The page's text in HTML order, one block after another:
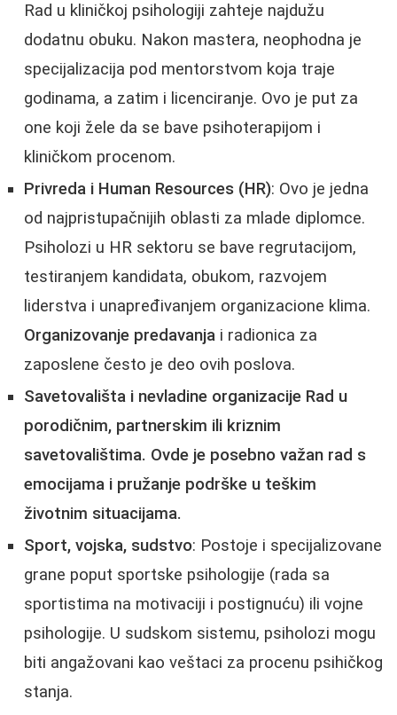
Rad u kliničkoj psihologiji zahteje najdužu
dodatnu obuku. Nakon mastera, neophodna je
specijalizacija pod mentorstvom koja traje
godinama, a zatim i licenciranje. Ovo je put za
one koji žele da se bave psihoterapijom i
kliničkom procenom.
Privreda i Human Resources (HR): Ovo je jedna
od najpristupačnijih oblasti za mlade diplomce.
Psiholozi u HR sektoru se bave regrutacijom,
testiranjem kandidata, obukom, razvojem
liderstva i unapređivanjem organizacione klima.
Organizovanje predavanja i radionica za
zaposlene često je deo ovih poslova.
Savetovališta i nevladine organizacije Rad u
porodičnim, partnerskim ili kriznim
savetovalištima. Ovde je posebno važan rad s
emocijama i pružanje podrške u teškim
životnim situacijama.
Sport, vojska, sudstvo: Postoje i specijalizovane
grane poput sportske psihologije (rada sa
sportistima na motivaciji i postignuću) ili vojne
psihologije. U sudskom sistemu, psiholozi mogu
biti angažovani kao veštaci za procenu psihičkog
stanja.